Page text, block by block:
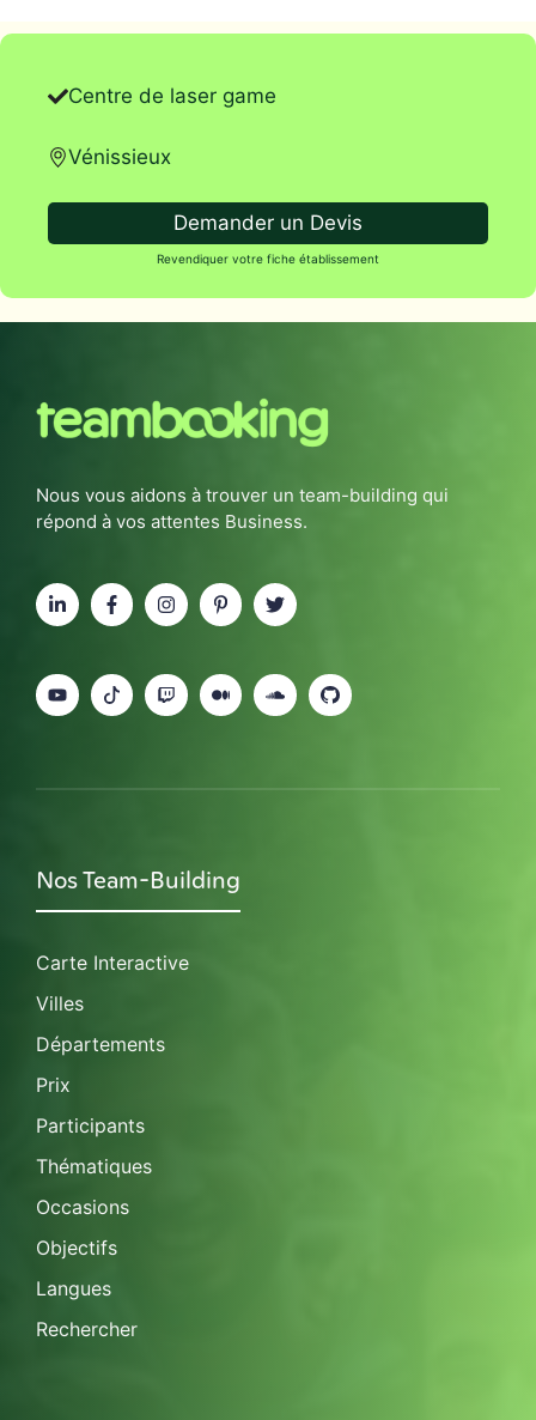
Centre de laser game
Vénissieux
Demander un Devis
Revendiquer votre fiche établissement
Nous vous aidons à trouver un team-building qui
répond à vos attentes Business.
Nos Team-Building
Carte Interactive
Villes
Départements
Prix
Participants
Thématiques
Occasions
Objectifs
Langues
Rechercher